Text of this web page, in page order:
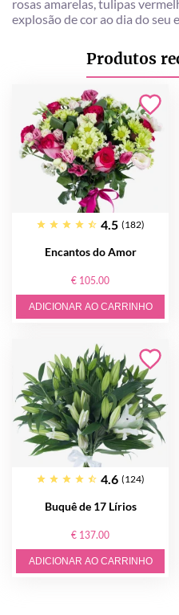
rosas amarelas, tulipas
explosão de cor ao dia do seu
Produtos
4.5 (182)
Encantos do Amor
€ 105.00
ADICIONAR AO CARRINHO
4.6 (124)
Buquê de 17 Lírios
€ 137.00
ADICIONAR AO CARRINHO